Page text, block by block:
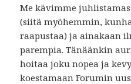
Me kävimme
(siitä myöhemmin,
raapustaa) ja ainakaan
parempia. Tänäänkin
hoitaa joku nopea ja
koestamaan Forumin